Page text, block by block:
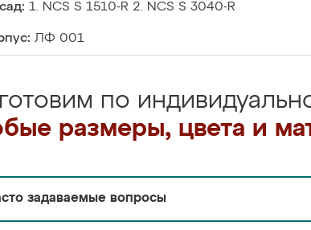
1. NCS S 1510-R 2. NCS S 3040-R
ЛФ 001
по
размеры, цвета и
задаваемые вопросы